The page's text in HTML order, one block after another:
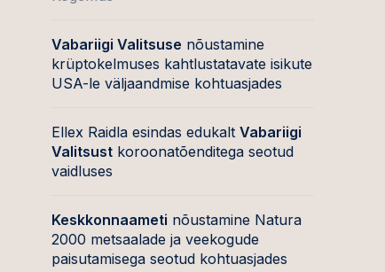
Vabariigi Valitsuse nõustamine
krüptokelmuses kahtlustatavate isikute
USA-le väljaandmise kohtuasjades
Ellex Raidla esindas edukalt Vabariigi
Valitsust koroonatõenditega seotud
vaidluses
Keskkonnaameti nõustamine Natura
2000 metsaalade ja veekogude
paisutamisega seotud kohtuasjades